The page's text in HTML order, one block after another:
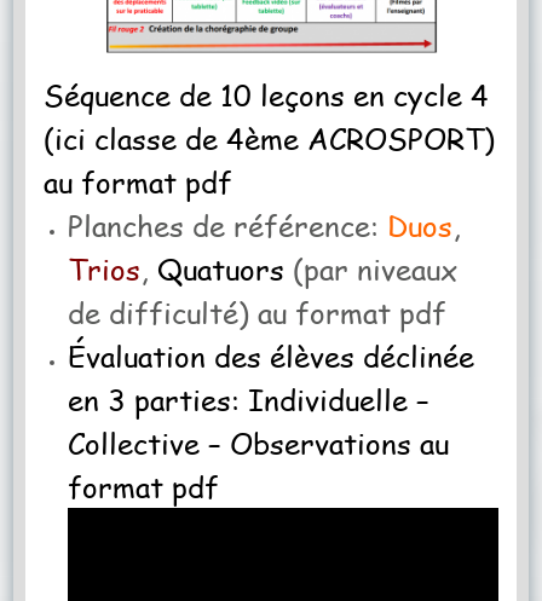
Séquence de 10 leçons en cycle 4
(ici classe de 4ème ACROSPORT)
au format pdf
Planches de référence: Duos,
Trios, Quatuors (par niveaux
de difficulté) au format pdf
Évaluation des élèves déclinée
en 3 parties: Individuelle –
Collective – Observations au
format pdf